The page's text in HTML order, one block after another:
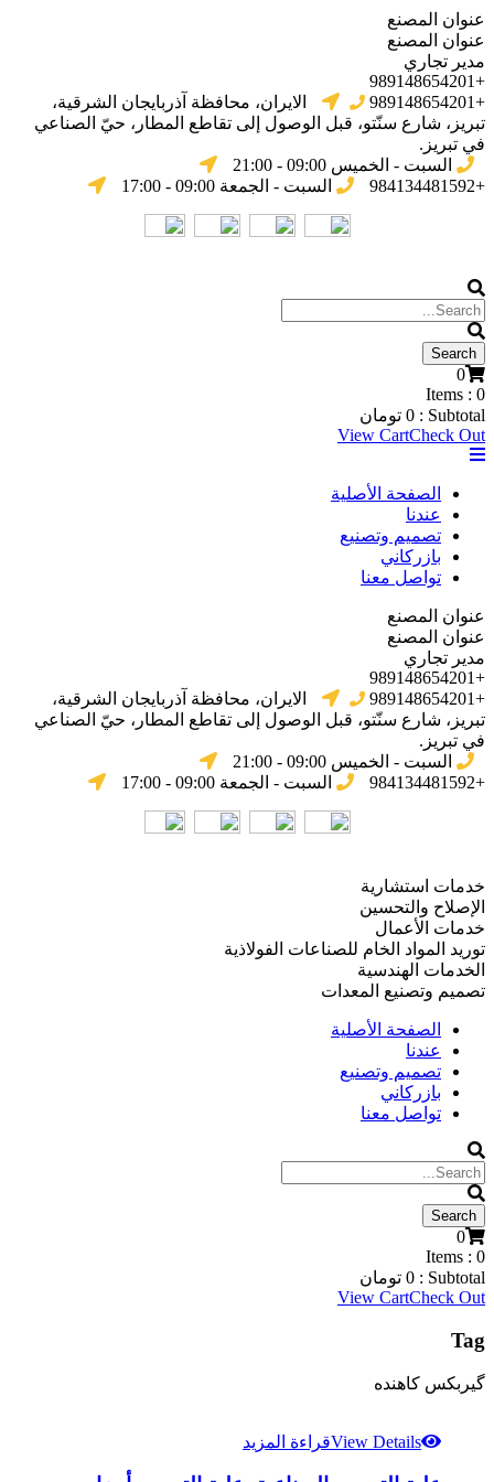
عنوان المصنع
عنوان المصنع
مدير تجاري
+989148654201
+989148654201
الایران، محافظة آذربایجان الشرقیة،
تبریز، شارع سنّتو، قبل الوصول إلى تقاطع المطار، حيّ الصناعي
في تبریز.
السبت - الخميس 09:00 - 21:00
+984134481592
السبت - الجمعة 09:00 - 17:00
0
Items : 0
Subtotal :
0 تومان
View CartCheck Out
الصفحة الأصلية
عندنا
تصميم وتصنيع
بازركاني
تواصل معنا
عنوان المصنع
عنوان المصنع
مدير تجاري
+989148654201
+989148654201
الایران، محافظة آذربایجان الشرقیة،
تبریز، شارع سنّتو، قبل الوصول إلى تقاطع المطار، حيّ الصناعي
في تبریز.
السبت - الخميس 09:00 - 21:00
+984134481592
السبت - الجمعة 09:00 - 17:00
خدمات استشارية
الإصلاح والتحسين
خدمات الأعمال
توريد المواد الخام للصناعات الفولاذية
الخدمات الهندسية
تصميم وتصنيع المعدات
الصفحة الأصلية
عندنا
تصميم وتصنيع
بازركاني
تواصل معنا
0
Items : 0
Subtotal :
0 تومان
View CartCheck Out
Tag
گیربکس کاهنده
View Detailsقراءة المزيد